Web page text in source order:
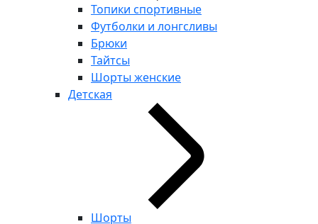
Топики спортивные
Футболки и лонгсливы
Брюки
Тайтсы
Шорты женские
Детская
Шорты